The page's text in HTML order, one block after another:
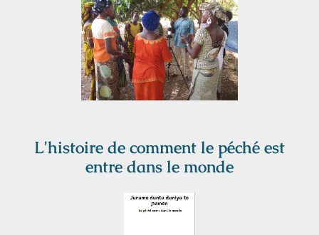
L'histoire de comment le péché est
entre dans le monde